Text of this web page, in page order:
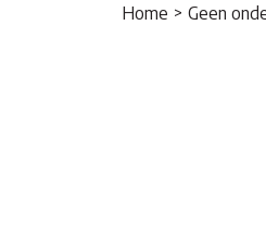
Home Geen